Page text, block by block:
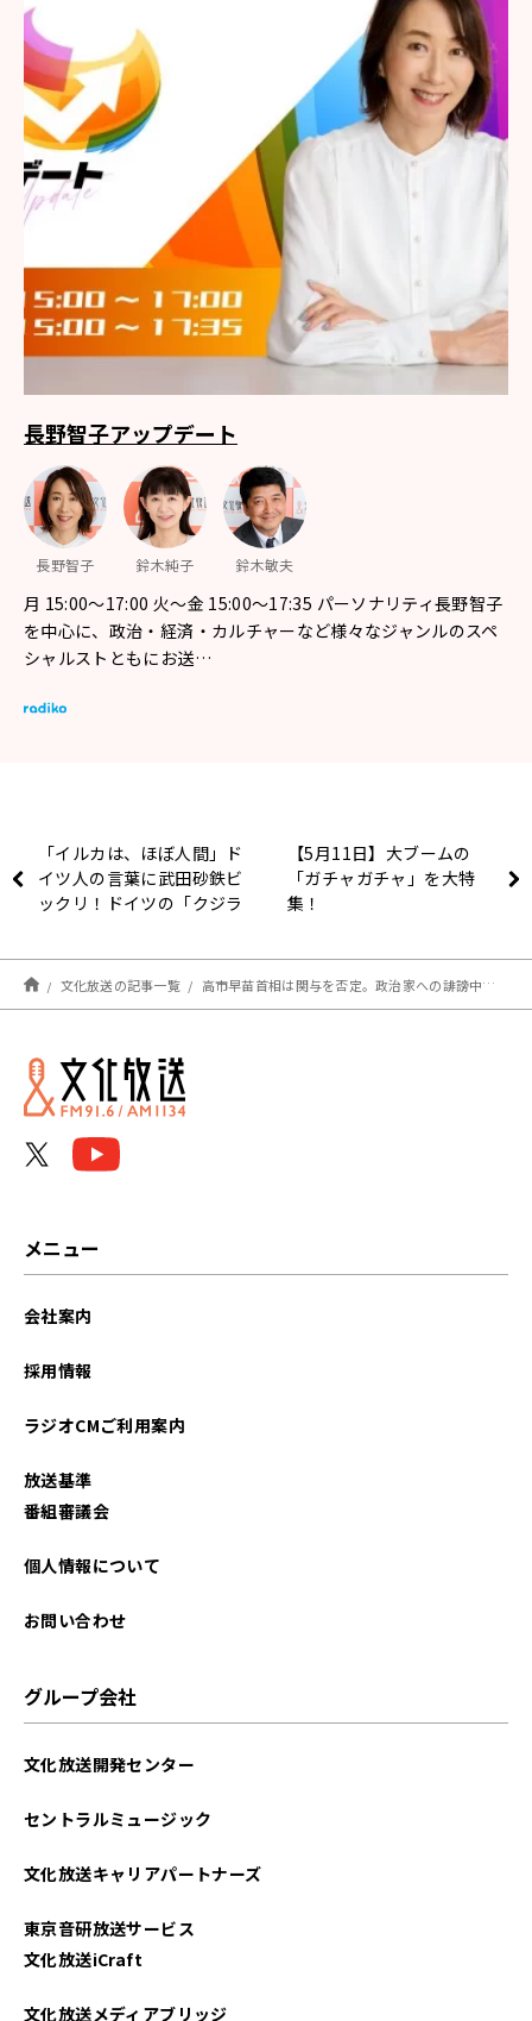
長野智子アップデート
長野智子 鈴木純子 鈴木敏夫
月 15:00～17:00 火～金 15:00～17:35 パーソナリティ長野智子
を中心に、政治・経済・カルチャーなど様々なジャンルのスペ
シャルストともにお送…
「イルカは、ほぼ人間」ド
イツ人の言葉に武田砂鉄ビ
ックリ！ドイツの「クジラ
【5月11日】大ブームの
「ガチャガチャ」を大特
集！
文化放送の記事一覧 高市早苗首相は関与を否定。政治家への誹謗中傷動画、告発の理由は「仲間割れ」か
メニュー
会社案内
採用情報
ラジオCMご利用案内
放送基準
番組審議会
個人情報について
お問い合わせ
グループ会社
文化放送開発センター
セントラルミュージック
文化放送キャリアパートナーズ
東京音研放送サービス
文化放送iCraft
文化放送メディアブリッジ